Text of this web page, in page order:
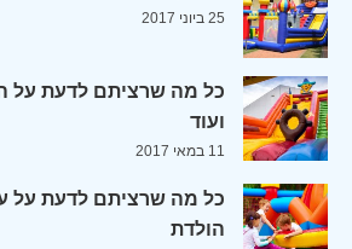
25 ביוני 2017
כל מה שרציתם לדעת על
ועוד
11 במאי 2017
כל מה שרציתם לדעת על
הולדת